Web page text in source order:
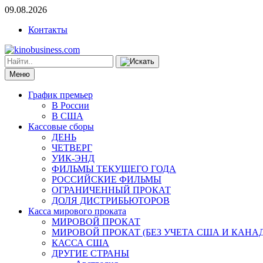
09.08.2026
Контакты
Меню
График премьер
В России
В США
Кассовые сборы
ДЕНЬ
ЧЕТВЕРГ
УИК-ЭНД
ФИЛЬМЫ ТЕКУЩЕГО ГОДА
РОССИЙСКИЕ ФИЛЬМЫ
ОГРАНИЧЕННЫЙ ПРОКАТ
ДОЛЯ ДИСТРИБЬЮТОРОВ
Касса мирового проката
МИРОВОЙ ПРОКАТ
МИРОВОЙ ПРОКАТ (БЕЗ УЧЕТА США И
КАССА США
ДРУГИЕ СТРАНЫ